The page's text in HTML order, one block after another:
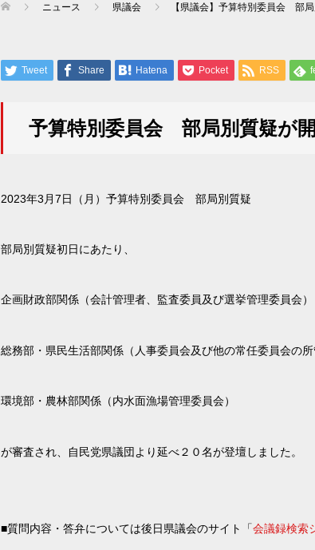
ニュース 県議会 【県議会】予算特別委員会 部局
Tweet Share Hatena Pocket RSS
予算特別委員会 部局別質疑が開
2023年3月7日（月）予算特別委員会 部局別質疑
部局別質疑初日にあたり、
企画財政部関係（会計管理者、監査委員及び選挙管理委員会）
総務部・県民生活部関係（人事委員会及び他の常任委員会の所
環境部・農林部関係（内水面漁場管理委員会）
が審査され、自民党県議団より延べ２０名が登壇しました。
■質問内容・答弁については後日県議会のサイト「会議録検索